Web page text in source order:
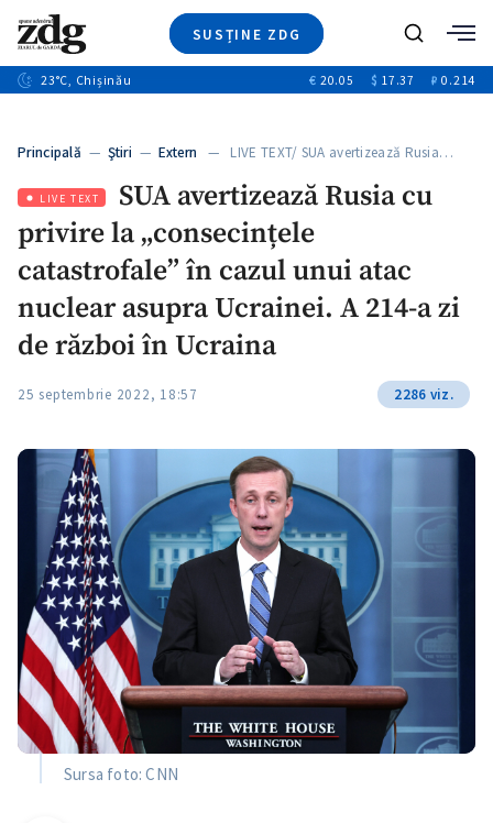
SUSȚINE ZDG
Ştiri
+13
Video
Special
Caută
23°C, Chișinău € 20.05 $ 17.37 ₽ 0.214
Principală — Ştiri — Extern — LIVE TEXT/ SUA avertizează Rusia…
LIVE TEXT
SUA avertizează Rusia cu
privire la „consecințele
catastrofale” în cazul unui atac
nuclear asupra Ucrainei. A 214-a zi
de război în Ucraina
25 septembrie 2022, 18:57 2286 viz.
Sursa foto: CNN